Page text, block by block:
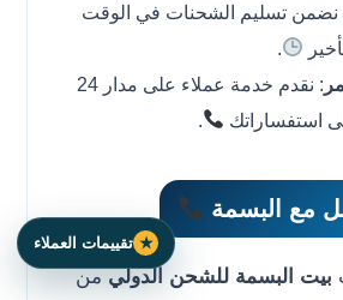
نضمن تسليم الشحنات في الوقت
.
: نقدم خدمة عملاء على مدار 24
استفساراتك
.
مع البسمة
بيت البسمة للشحن الدوليمن
تقييمات العملاء